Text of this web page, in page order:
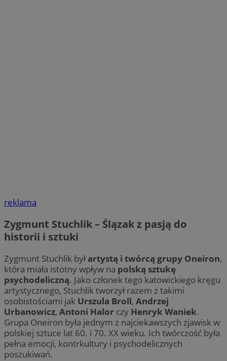
reklama
Zygmunt Stuchlik – Ślązak z pasją do
historii i sztuki
Zygmunt Stuchlik byłartystą i twórcą grupy Oneiron,
która miała istotny wpływ na polską sztukę
psychodeliczną. Jako członek tego katowickiego kręgu
artystycznego, Stuchlik tworzył razem z takimi
osobistościami jak Urszula Broll, Andrzej
Urbanowicz, Antoni Halor czy Henryk Waniek.
Grupa Oneiron była jednym z najciekawszych zjawisk w
polskiej sztuce lat 60. i 70. XX wieku. Ich twórczość była
pełna emocji, kontrkultury i psychodelicznych
poszukiwań.